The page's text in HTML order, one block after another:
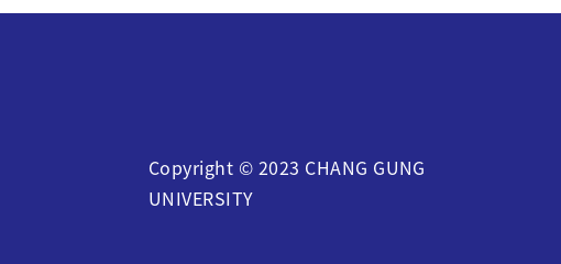
Copyright © 2023 CHANG GUNG
UNIVERSITY